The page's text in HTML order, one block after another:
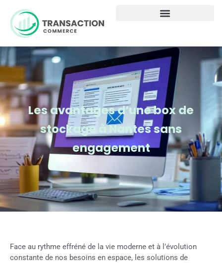
Les avantages d’une box de
stockage à Nantes sans
engagement
Face au rythme effréné de la vie moderne et à l’évolution
constante de nos besoins en espace, les solutions de